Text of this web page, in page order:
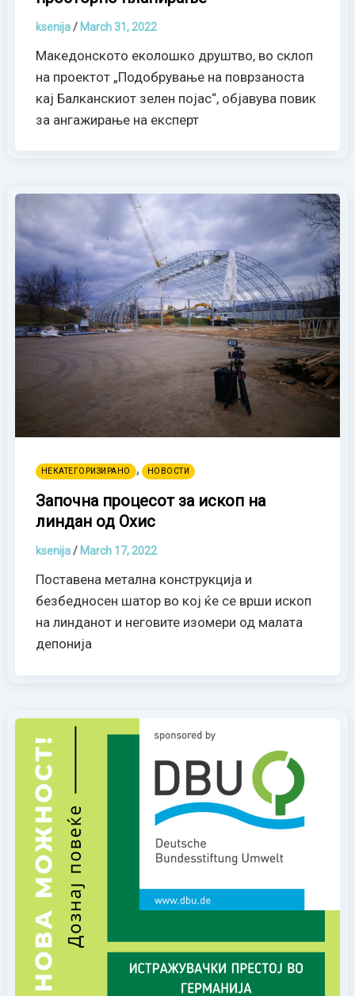
ksenija/ March 31, 2022
Македонското еколошко друштво, во склоп
на проектот „Подобрување на поврзаноста
кај Балканскиот зелен појас“, објавува повик
за ангажирање на експерт
НЕКАТЕГОРИЗИРАНО , НОВОСТИ
Започна процесот за ископ на
линдан од Охис
ksenija/ March 17, 2022
Поставена метална конструкција и
безбедносен шатор во кој ќе се врши ископ
на линданот и неговите изомери од малата
депонија